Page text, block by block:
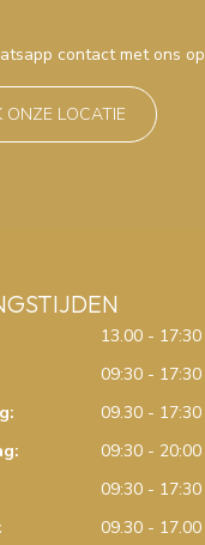
contact met ons op
ONZE LOCATIE
13.00 - 17:30
09:30 - 17:30
09.30 - 17:30
09:30 - 20:00
09:30 - 17:30
09.30 - 17.00